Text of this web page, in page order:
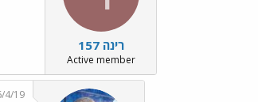
רינה 157
Active member
4/19